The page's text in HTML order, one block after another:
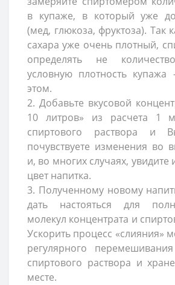
в купаже, в который уже
(мед, глюкоза, фруктоза). Так
сахара уже очень плотный,
определять не
условную плотность
этом.
2. Добавьте вкусовой
10 литров» из расчета 1
спиртового раствора и
почувствуете изменения во
и, во многих случаях,
цвет напитка.
3. Полученному новому
дать настояться для
молекул концентрата и
Ускорить процесс «слияния»
регулярного
спиртового раствора и
месте.